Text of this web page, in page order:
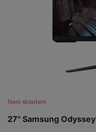
27" Samsung
Není skladem